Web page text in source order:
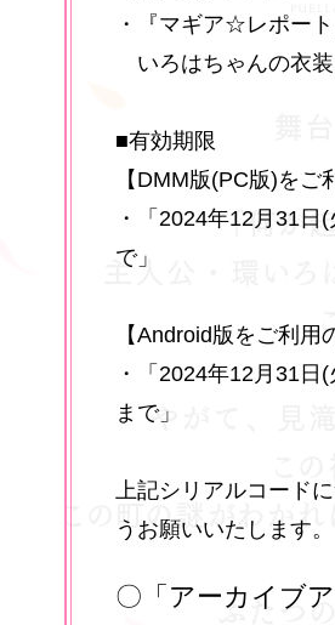
スター掲載のご案
・『マギア☆レポー
いろはちゃんの衣
■有効期限
【DMM版(PC版)をご
・「2024年12月31
で」
【Android版をご利用
・「2024年12月31
まで」
上記シリアルコード
うお願いいたします。
〇「アーカイブ